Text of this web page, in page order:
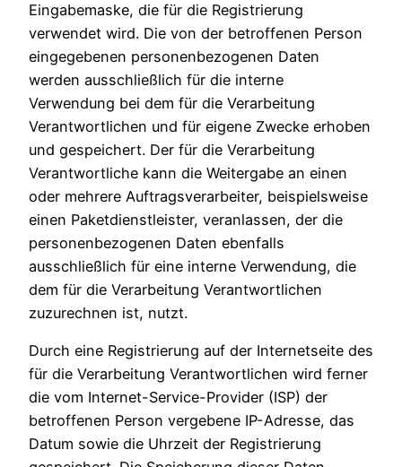
Eingabemaske, die für die Registrierung
verwendet wird. Die von der betroffenen Person
eingegebenen personenbezogenen Daten
werden ausschließlich für die interne
Verwendung bei dem für die Verarbeitung
Verantwortlichen und für eigene Zwecke erhoben
und gespeichert. Der für die Verarbeitung
Verantwortliche kann die Weitergabe an einen
oder mehrere Auftragsverarbeiter, beispielsweise
einen Paketdienstleister, veranlassen, der die
personenbezogenen Daten ebenfalls
ausschließlich für eine interne Verwendung, die
dem für die Verarbeitung Verantwortlichen
zuzurechnen ist, nutzt.
Durch eine Registrierung auf der Internetseite des
für die Verarbeitung Verantwortlichen wird ferner
die vom Internet-Service-Provider (ISP) der
betroffenen Person vergebene IP-Adresse, das
Datum sowie die Uhrzeit der Registrierung